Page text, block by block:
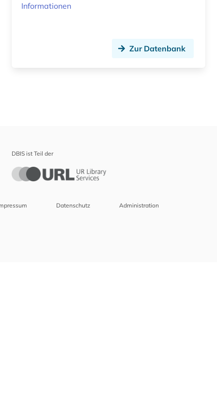
Informationen
Zur Datenbank
DBIS ist Teil der
Datenschutz Administration